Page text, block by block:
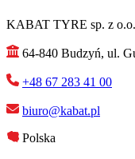
KABAT TYRE sp. z o.o.
64-840 Budzyń, ul.
+48 67 283 41 00
biuro@kabat.pl
Polska